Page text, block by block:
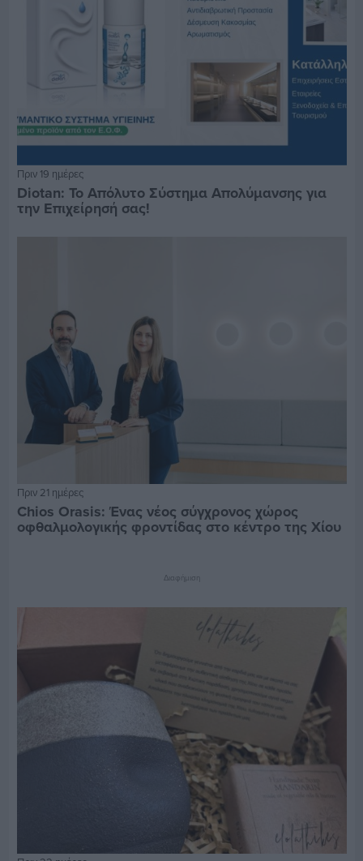
Πριν 19 ημέρες
Diotan: Το Απόλυτο Σύστημα Απολύμανσης για
την Επιχείρησή σας!
Πριν 21 ημέρες
Chios Orasis: Ένας νέος σύγχρονος χώρος
οφθαλμολογικής φροντίδας στο κέντρο της Χίου
Διαφήμιση